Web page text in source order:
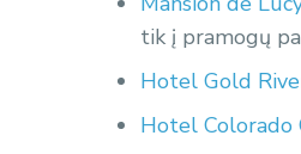
tik į pramogų
Hotel Gold
Hotel Colorado